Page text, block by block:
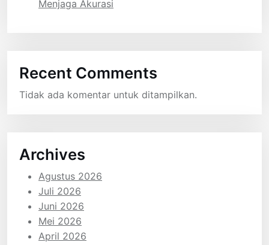
Menjaga Akurasi
Recent Comments
Tidak ada komentar untuk ditampilkan.
Archives
Agustus 2026
Juli 2026
Juni 2026
Mei 2026
April 2026